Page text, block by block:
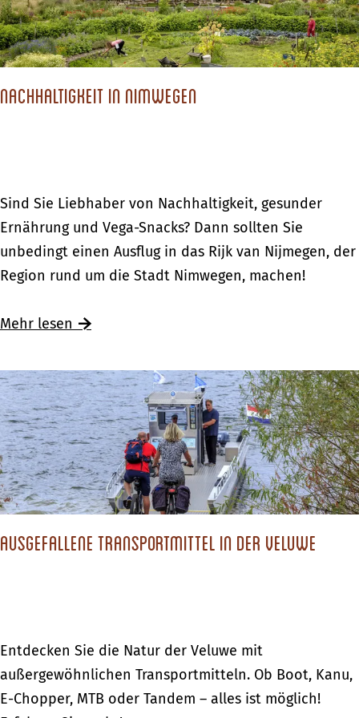
d
t
e
n
H
a
n
s
d
t
e
n
g
i
o
A
e
r
h
o
k
e
r
u
n
n
H
o
l
a
d
m
m
e
r
e
r
u
n
e
i
n
H
o
l
l
n
Nachhaltigkeit in Nimwegen
N
a
c
h
a
t
i
g
k
e
i
t
i
w
e
g
Sind Sie Liebhaber von Nachhaltigkeit, gesunder
Ernährung und Vega-Snacks? Dann sollten Sie
unbedingt einen Ausflug in das Rijk van Nijmegen, der
Region rund um die Stadt Nimwegen, machen!
Mehr lesen Ü
e
r
N
a
c
h
h
a
k
e
i
Ausgefallene Transportmittel in der Veluwe
A
u
s
Entdecken Sie die Natur der Veluwe mit
außergewöhnlichen Transportmitteln. Ob Boot, Kanu,
E-Chopper, MTB oder Tandem – alles ist möglich!